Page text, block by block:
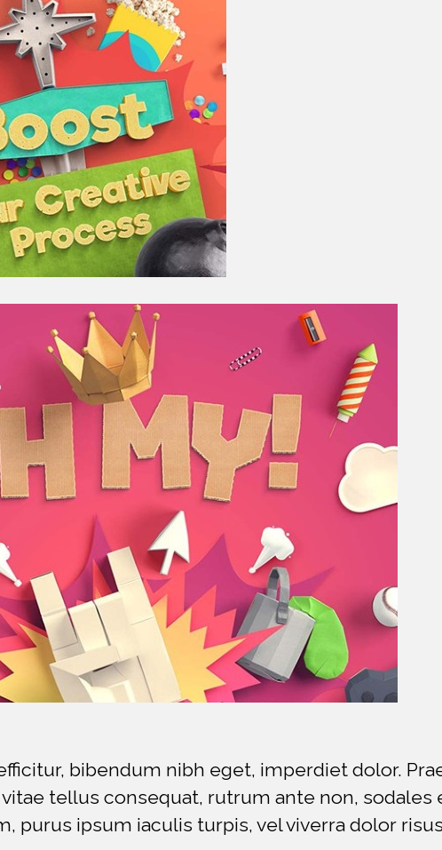
bibendum nibh eget, imperdiet dolor.
tellus consequat, rutrum ante non,
purus ipsum iaculis turpis, vel viverra dolor